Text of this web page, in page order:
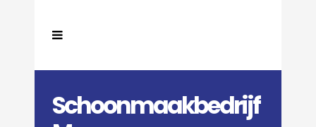
Schoonmaakbedrijf